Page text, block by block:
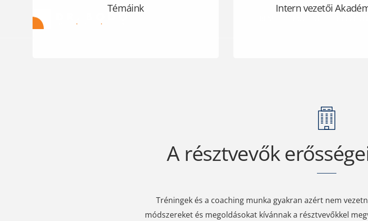
Témáink Intern vezetői
A résztvevők
Tréningek és a coaching munka gyakran azért nem
módszereket és megoldásokat kívánnak a résztvevőkkel